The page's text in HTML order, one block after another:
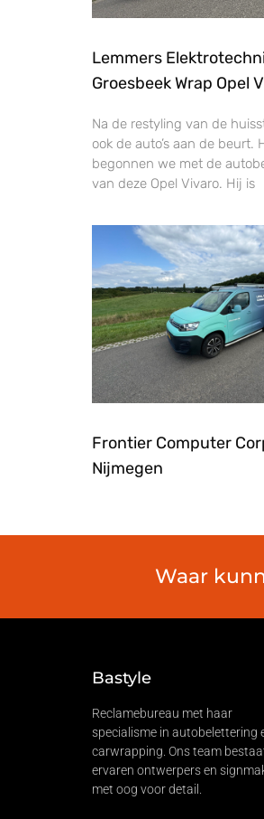
Lemmers
Groesbeek Wrap Opel
Na de restyling van de
ook de auto’s aan de beurt.
begonnen we met de
van deze Opel Vivaro. Hij is
Frontier Computer
Nijmegen
Waar
Bastyle
Reclamebureau met haar
specialisme in autobelettering
carwrapping. Ons team
ervaren ontwerpers en
met oog voor detail.